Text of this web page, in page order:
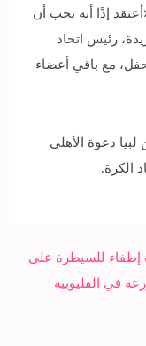
إذًا أنه يجب أن
رئيس اتحاد
مع باقي أعضاء
دعوة الأهلي
الكرة.
إطفاء للسيطرة على
في القليوبية